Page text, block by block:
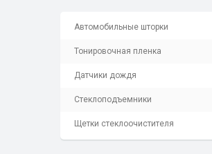
Автомобильные шторки
Тонировочная пленка
Датчики дождя
Стеклоподъемники
Щетки стеклоочистителя